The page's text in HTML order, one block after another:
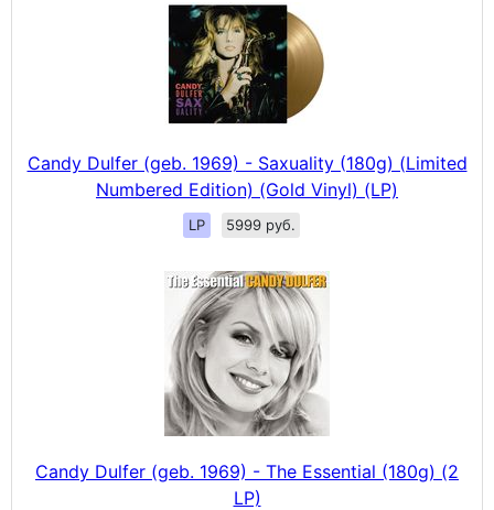
Candy Dulfer (geb. 1969) - Saxuality (180g) (Limited
Numbered Edition) (Gold Vinyl) (LP)
LP 5999 руб.
Candy Dulfer (geb. 1969) - The Essential (180g) (2
LP)